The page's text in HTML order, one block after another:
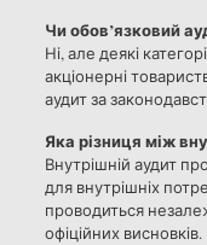
Чи обов’язковий
Ні, але деякі
акціонерні
аудит за
Яка різниця між
Внутрішній аудит
для внутрішніх
проводиться
офіційних висновків.